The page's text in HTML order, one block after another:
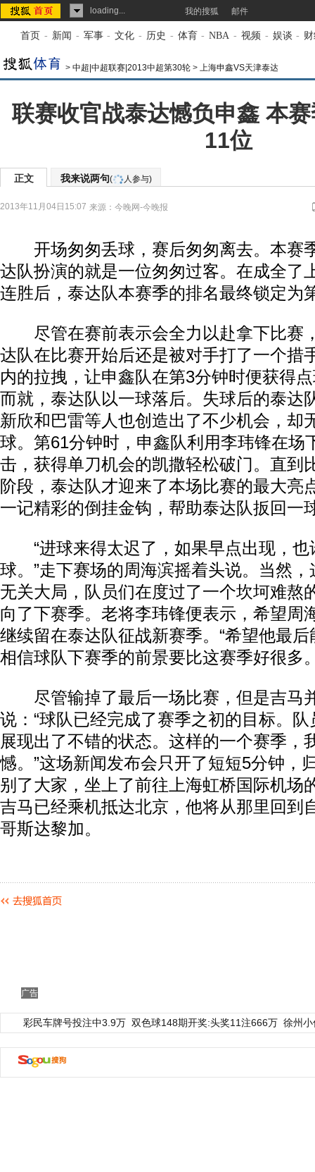
loading... 我的搜狐 邮件
首页 - 新闻 - 军事 - 文化 - 历史 - 体育 - NBA - 视频 - 娱谈 -
> 中超|中超联赛|2013中超第30轮 > 上海申鑫VS天津泰达
联赛收官战泰达憾负申鑫 本
11位
正文 我来说两句( 人参与)
2013年11月04日15:07 来源： 今晚网-今晚报
开场匆匆丢球，赛后匆匆离去。本赛
达队扮演的就是一位匆匆过客。在成全了
连胜后，泰达队本赛季的排名最终锁定为
尽管在赛前表示会全力以赴拿下比赛
达队在比赛开始后还是被对手打了一个措
内的拉拽，让申鑫队在第3分钟时便获得
而就，泰达队以一球落后。失球后的泰达
新欣和巴雷等人也创造出了不少机会，却
球。第61分钟时，申鑫队利用李玮锋在场
击，获得单刀机会的凯撒轻松破门。直到
阶段，泰达队才迎来了本场比赛的最大亮
一记精彩的倒挂金钩，帮助泰达队扳回一
“进球来得太迟了，如果早点出现，也
球。”走下赛场的周海滨摇着头说。当然
无关大局，队员们在度过了一个坎坷难熬
向了下赛季。老将李玮锋便表示，希望周
继续留在泰达队征战新赛季。“希望他最
相信球队下赛季的前景要比这赛季好很多
尽管输掉了最后一场比赛，但是吉马
说：“球队已经完成了赛季之初的目标。
展现出了不错的状态。这样的一个赛季，
憾。”这场新闻发布会只开了短短5分钟，
别了大家，坐上了前往上海虹桥国际机场
吉马已经乘机抵达北京，他将从那里回到
哥斯达黎加。
广告
彩民车牌号投注中3.9万 双色球148期开奖:头奖11注666万 徐州